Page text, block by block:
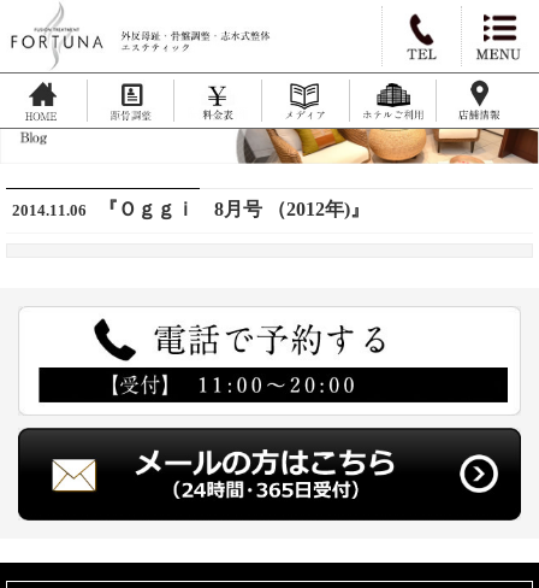
2014.11.06 『Ｏｇｇｉ 8月号 （2012年)』